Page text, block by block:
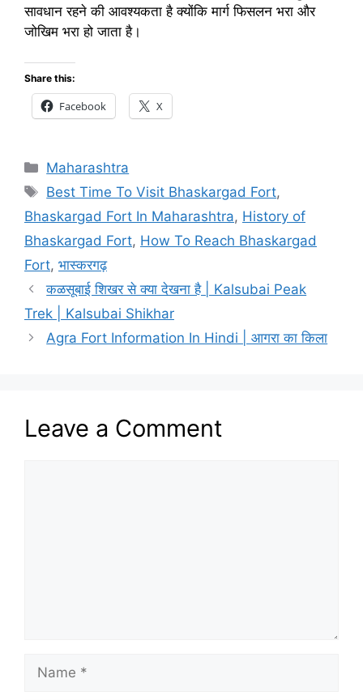
सावधान रहने की आवश्यकता है क्योंकि मार्ग फिसलन भरा और
जोखिम भरा हो जाता है।
Share this:
Facebook X
Categories
Maharashtra
Tags
Best Time To Visit Bhaskargad Fort,
Bhaskargad Fort In Maharashtra, History of
Bhaskargad Fort, How To Reach Bhaskargad
Fort, भास्करगढ़
कळसूबाई शिखर से क्या देखना है | Kalsubai Peak
Trek | Kalsubai Shikhar
Agra Fort Information In Hindi | आगरा का किला
Leave a Comment
Name